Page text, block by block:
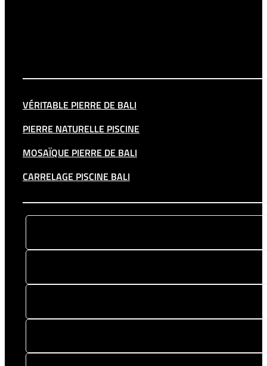
VÉRITABLE PIERRE DE BALI
PIERRE NATURELLE PISCINE
MOSAÏQUE PIERRE DE BALI
CARRELAGE PISCINE BALI